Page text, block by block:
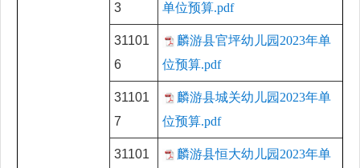
3
单位预算.pdf
31101
6
麟游县官坪幼儿园2023年单
位预算.pdf
31101
7
麟游县城关幼儿园2023年单
位预算.pdf
31101
麟游县恒大幼儿园2023年单